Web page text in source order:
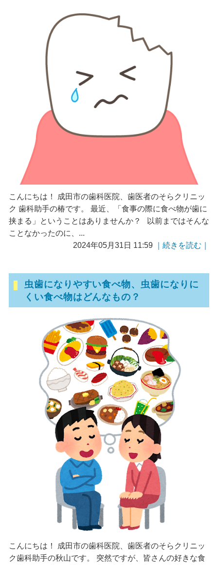
こんにちは！ 成田市の歯科医院、歯医者のそらクリニッ
ク 歯科助手の椿です。 最近、「食事の際に食べ物が歯に
挟まる」ということはありませんか？ 以前まではそんな
ことなかったのに、...
2024年05月31日 11:59
｜続きを読む｜
虫歯になりやすい食べ物、虫歯になりに
くい食べ物はどんなもの？
こんにちは！ 成田市の歯科医院、歯医者のそらクリニッ
ク歯科助手の秋山です。 突然ですが、皆さんの好きな食